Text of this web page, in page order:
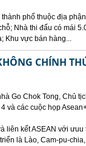
phố thuộc địa
Nhà thi đấu có mái
Khu vực bán hàng...
CHÍNH
Go Chok Tong, Chủ
và các cuộc họp
liên kết ASEAN với
là Lào, Cam-pu-